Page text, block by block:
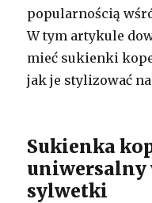
popularnością
W tym artykule
mieć sukienki
jak je stylizować
Sukienka
uniwersalny
sylwetki